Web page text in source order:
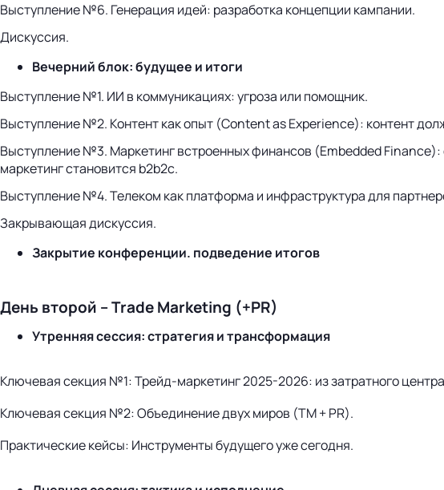
Выступление №6. Генерация идей: разработка концепции кампании.
Дискуссия.
Вечерний блок: будущее и итоги
Выступление №1. ИИ в коммуникациях: угроза или помощник.
Выступление №2. Контент как опыт (Content as Experience): контент
Выступление №3. Маркетинг встроенных финансов (Embedded Finance):
маркетинг становится b2b2c.
Выступление №4. Телеком как платформа и инфраструктура для
Закрывающая дискуссия.
Закрытие конференции. подведение итогов
День второй – Trade Marketing (+PR)
Утренняя сессия: стратегия и трансформация
Ключевая секция №1: Трейд-маркетинг 2025-2026: из затратного
Ключевая секция №2: Объединение двух миров (TM + PR).
Практические кейсы: Инструменты будущего уже сегодня.